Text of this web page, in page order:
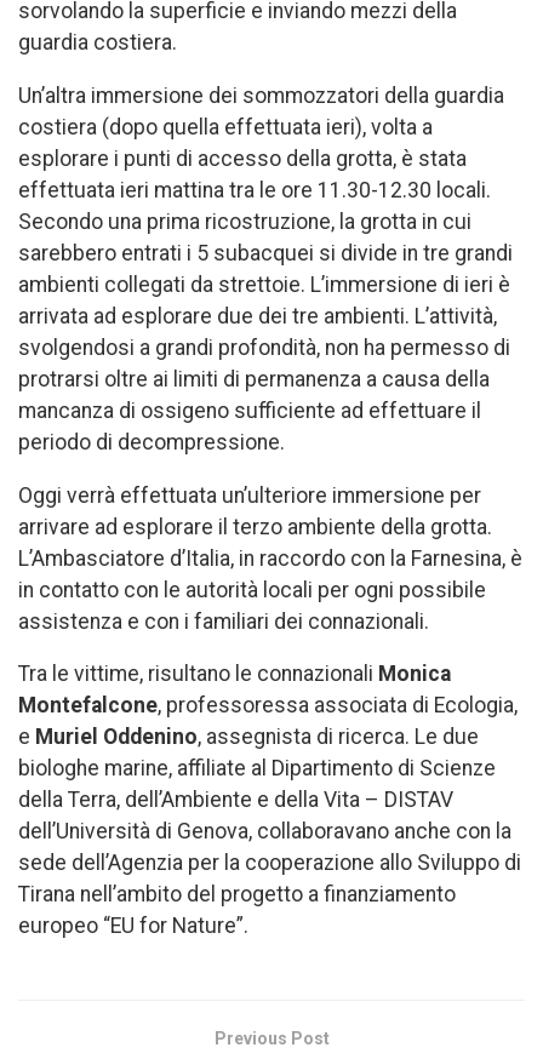
sorvolando la superficie e inviando mezzi della
guardia costiera.
Un’altra immersione dei sommozzatori della guardia
costiera (dopo quella effettuata ieri), volta a
esplorare i punti di accesso della grotta, è stata
effettuata ieri mattina tra le ore 11.30-12.30 locali.
Secondo una prima ricostruzione, la grotta in cui
sarebbero entrati i 5 subacquei si divide in tre grandi
ambienti collegati da strettoie. L’immersione di ieri è
arrivata ad esplorare due dei tre ambienti. L’attività,
svolgendosi a grandi profondità, non ha permesso di
protrarsi oltre ai limiti di permanenza a causa della
mancanza di ossigeno sufficiente ad effettuare il
periodo di decompressione.
Oggi verrà effettuata un’ulteriore immersione per
arrivare ad esplorare il terzo ambiente della grotta.
L’Ambasciatore d’Italia, in raccordo con la Farnesina, è
in contatto con le autorità locali per ogni possibile
assistenza e con i familiari dei connazionali.
Tra le vittime, risultano le connazionali Monica
Montefalcone, professoressa associata di Ecologia,
e Muriel Oddenino, assegnista di ricerca. Le due
biologhe marine, affiliate al Dipartimento di Scienze
della Terra, dell’Ambiente e della Vita – DISTAV
dell’Università di Genova, collaboravano anche con la
sede dell’Agenzia per la cooperazione allo Sviluppo di
Tirana nell’ambito del progetto a finanziamento
europeo “EU for Nature”.
Previous Post